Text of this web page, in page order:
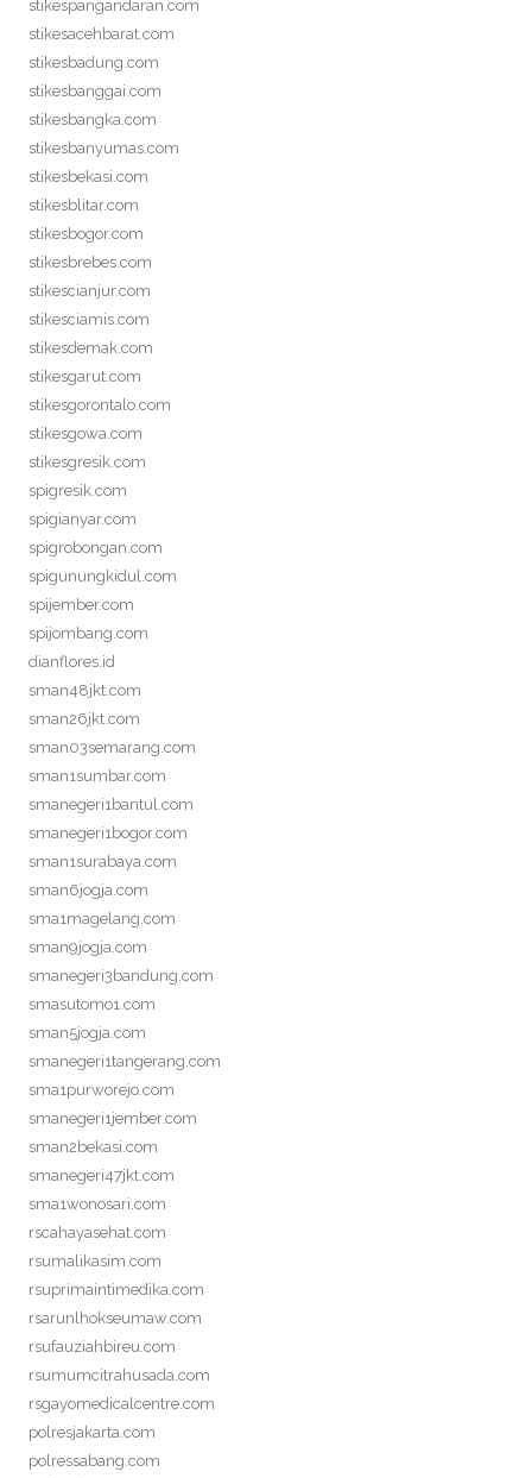
stikespangandaran.com
stikesacehbarat.com
stikesbadung.com
stikesbanggai.com
stikesbangka.com
stikesbanyumas.com
stikesbekasi.com
stikesblitar.com
stikesbogor.com
stikesbrebes.com
stikescianjur.com
stikesciamis.com
stikesdemak.com
stikesgarut.com
stikesgorontalo.com
stikesgowa.com
stikesgresik.com
spigresik.com
spigianyar.com
spigrobongan.com
spigunungkidul.com
spijember.com
spijombang.com
dianflores.id
sman48jkt.com
sman26jkt.com
sman03semarang.com
sman1sumbar.com
smanegeri1bantul.com
smanegeri1bogor.com
sman1surabaya.com
sman6jogja.com
sma1magelang.com
sman9jogja.com
smanegeri3bandung.com
smasutomo1.com
sman5jogja.com
smanegeri1tangerang.com
sma1purworejo.com
smanegeri1jember.com
sman2bekasi.com
smanegeri47jkt.com
sma1wonosari.com
rscahayasehat.com
rsumalikasim.com
rsuprimaintimedika.com
rsarunlhokseumaw.com
rsufauziahbireu.com
rsumumcitrahusada.com
rsgayomedicalcentre.com
polresjakarta.com
polressabang.com